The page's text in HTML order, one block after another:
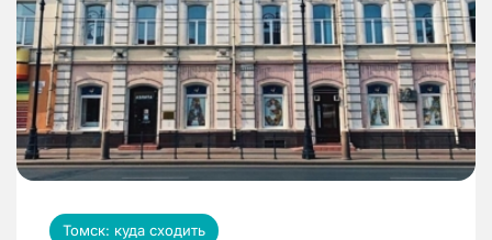
Томск: куда сходить